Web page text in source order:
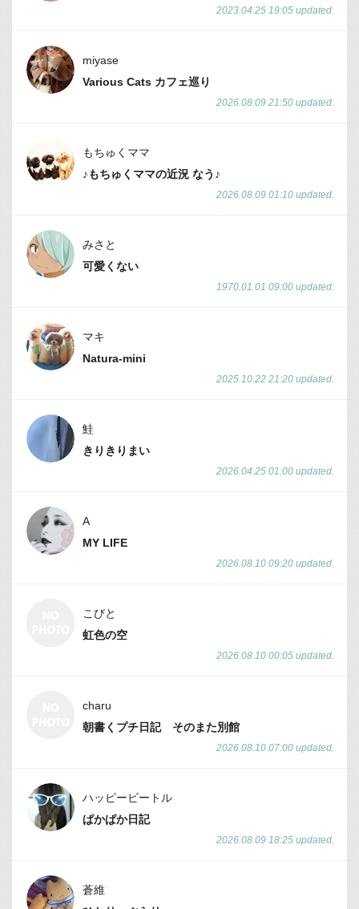
2023.04.25 19:05 updated.
miyase
Various Cats カフェ巡り
2026.08.09 21:50 updated.
もちゅくママ
♪もちゅくママの近況 なう♪
2026.08.09 01:10 updated.
みさと
可愛くない
1970.01.01 09:00 updated.
マキ
Natura-mini
2025.10.22 21:20 updated.
鮭
きりきりまい
2026.04.25 01:00 updated.
A
MY LIFE
2026.08.10 09:20 updated.
こびと
虹色の空
2026.08.10 00:05 updated.
charu
朝書くプチ日記 そのまた別館
2026.08.10 07:00 updated.
ハッピービートル
ぱかぱか日記
2026.08.09 18:25 updated.
蒼維